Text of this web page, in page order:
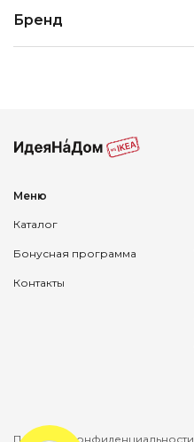
Бренд
Меню
Каталог
Бонусная программа
Контакты
Политика конфиденциальности